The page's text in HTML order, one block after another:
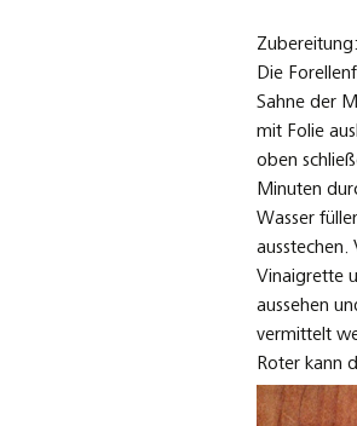
Zubereitung:
Die
Sahne der
mit Folie
oben
Minuten
Wasser
Vinaigrette
aussehen
vermittelt
Roter kann